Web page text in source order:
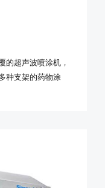
的超声波喷涂机，
种支架的药物涂